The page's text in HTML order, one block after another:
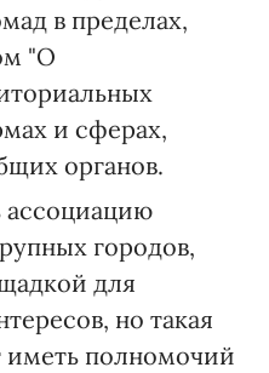
в пределах,
"О
и сферах,
органов.
ассоциацию
городов,
для
но такая
иметь полномочий